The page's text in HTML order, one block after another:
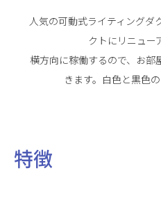
人気の可動式ライティングダ
クトにリニュー
横方向に稼働するので、お部
きます。白色と黒色
特徴